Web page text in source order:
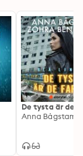
De tysta är de